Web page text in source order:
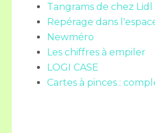
Tangrams de chez Lidl
Repérage dans
Newméro
Les chiffres à empiler
LOGI CASE
Cartes à pinces :